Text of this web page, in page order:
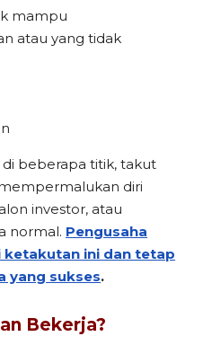
mampu
atau yang tidak
beberapa titik, takut
diri
investor, atau
normal. Pengusaha
ini dan tetap
yang sukses.
Bekerja?